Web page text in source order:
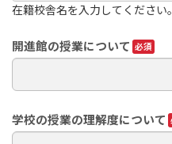
在籍校舎名を入力してください。
開進館の授業について
学校の授業の理解度について